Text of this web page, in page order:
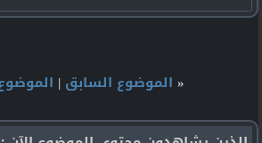
« الموضوع السابق |